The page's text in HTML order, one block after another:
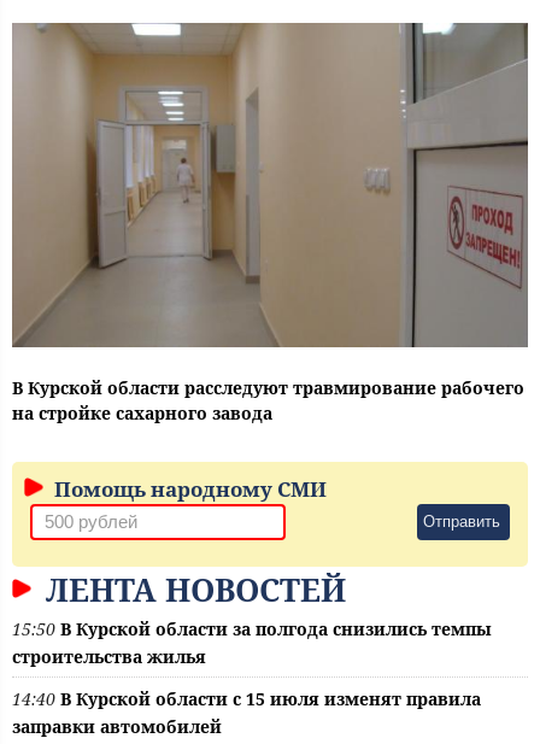
В Курской области расследуют травмирование рабочего
на стройке сахарного завода
Помощь народному СМИ
Отправить
ЛЕНТА НОВОСТЕЙ
15:50 В Курской области за полгода снизились темпы
строительства жилья
14:40 В Курской области с 15 июля изменят правила
заправки автомобилей